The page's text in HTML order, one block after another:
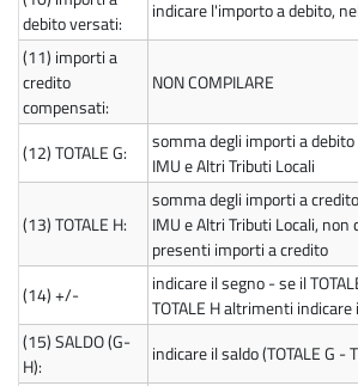
debito versati:
indicare l'importo a debito,
(11) importi a
credito
compensati:
NON COMPILARE
(12)TOTALE G:
somma degli importi a
IMU e Altri Tributi Locali
(13)TOTALE H:
somma degli importi a
IMU e Altri Tributi Locali,
presenti importi a credito
(14)+/-
indicare il segno - se il
TOTALE H altrimenti indicare
(15)SALDO (G-
H):
indicare il saldo (TOTALE G -